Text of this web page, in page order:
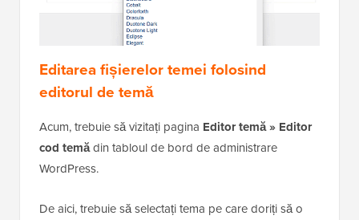
Editarea fișierelor temei folosind
editorul de temă
Acum, trebuie să vizitați pagina Editor temă » Editor
cod temădin tabloul de bord de administrare
WordPress.
De aici, trebuie să selectați tema pe care doriți să o